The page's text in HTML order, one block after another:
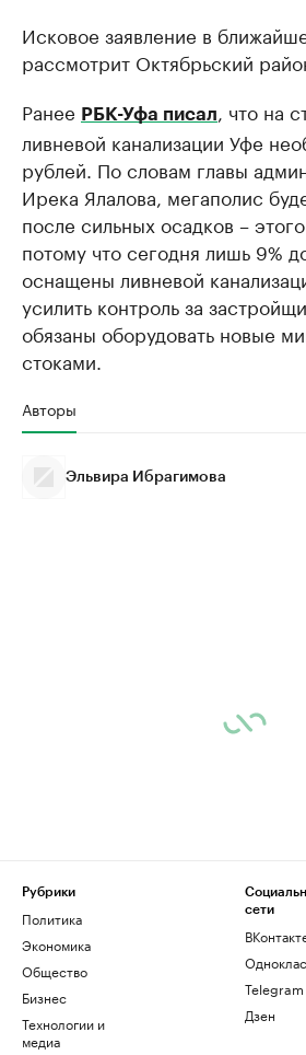
Исковое заявление в
рассмотрит Октябрьский
Ранее РБК-Уфа писал, что на
ливневой канализации Уфе
рублей. По словам главы
Ирека Ялалова, мегаполис
после сильных осадков –
потому что сегодня лишь 9%
оснащены ливневой
усилить контроль за
обязаны оборудовать новые
стоками.
Авторы
Эльвира Ибрагимова
Рубрики
Политика
Экономика
Общество
Бизнес
Технологии и
медиа
сети
Telegram
Дзен